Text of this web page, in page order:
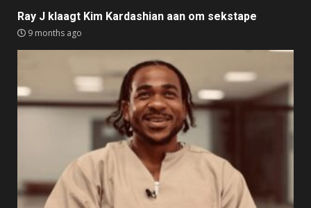
Ray J klaagt Kim Kardashian aan om sekstape
9 months ago